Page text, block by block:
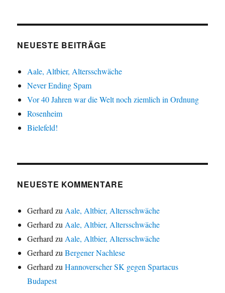
NEUESTE BEITRÄGE
Aale, Altbier, Altersschwäche
Never Ending Spam
Vor 40 Jahren war die Welt noch ziemlich in Ordnung
Rosenheim
Bielefeld!
NEUESTE KOMMENTARE
Gerhard zu Aale, Altbier, Altersschwäche
Gerhard zu Aale, Altbier, Altersschwäche
Gerhard zu Aale, Altbier, Altersschwäche
Gerhard zuBergener Nachlese
Gerhard zuHannoverscher SK gegen Spartacus
Budapest